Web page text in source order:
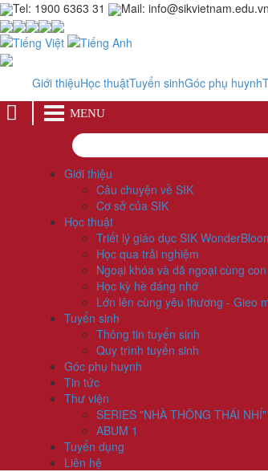
Tel: 1900 6363 31 Mail: info@sikvietnam.edu.vn
Giới thiệuHọc thuậtTuyển sinhGóc phụ huynh
MENU
Giới thiệu
Câu chuyện về SIK
Cơ sở của SIK
Học thuật
Triết lý giáo dục SIK
Học qua trải nghiệm
Ngoại khóa và dã ngoại cùng con
Học kỳ hè đáng nhớ
Lớn lên cùng yêu thương - Gieo
Tuyển sinh
Thông tin tuyển sinh
Quy trình tuyển sinh
Góc phụ huynh
Tin tức
Thư viện
SERIES "NHÀ THÔNG THÁI NHÍ"
ABUM 1
Tuyển dụng
Liên hệ